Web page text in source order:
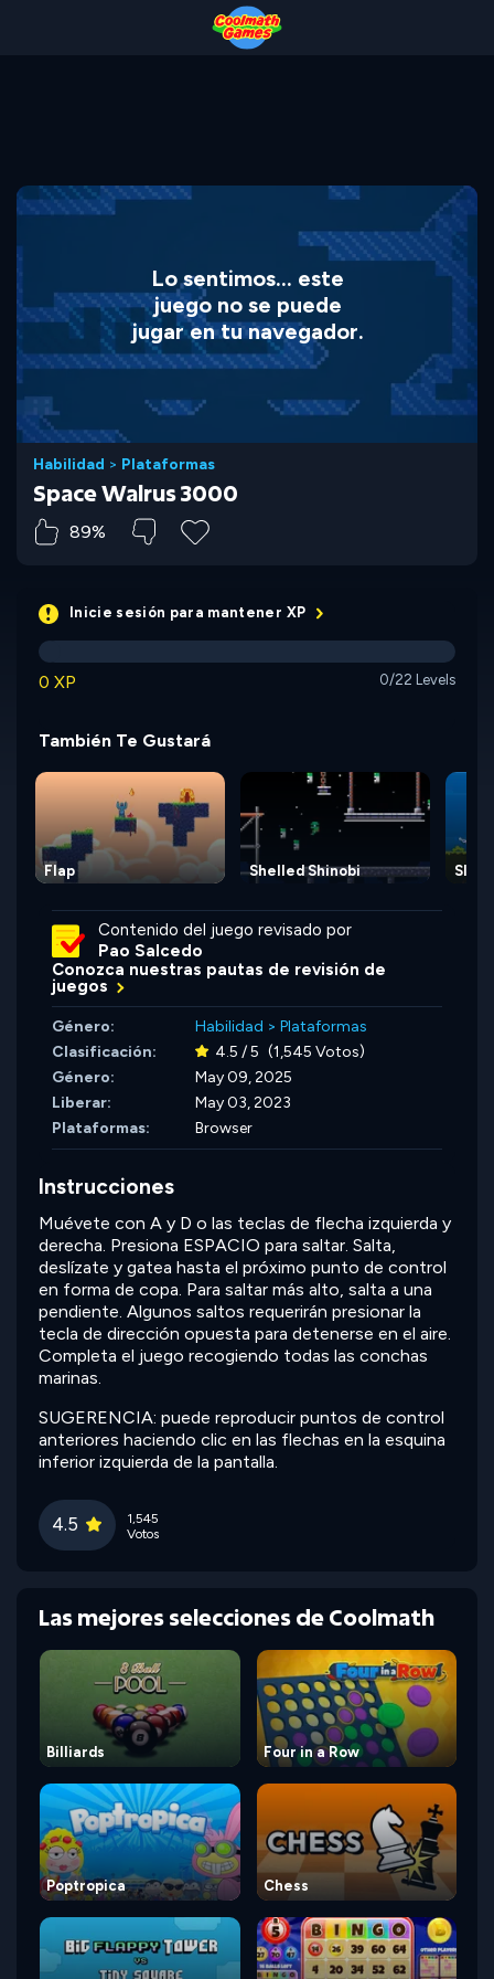
Lo sentimos... este
juego no se puede
jugar en tu navegador.
Habilidad > Plataformas
Space Walrus 3000
89%
Inicie sesión para mantener XP
0 XP 0/22 Levels
También Te Gustará
Flap Shelled Shinobi
Contenido del juego revisado por
Pao Salcedo
Conozca nuestras pautas de revisión de
juegos
Género: Habilidad > Plataformas
Clasificación:
4.5 / 5 (1,545 Votos)
Género:
May 09, 2025
Liberar:
May 03, 2023
Plataformas:
Browser
Instrucciones
Muévete con A y D o las teclas de flecha izquierda y
derecha. Presiona ESPACIO para saltar. Salta,
deslízate y gatea hasta el próximo punto de control
en forma de copa. Para saltar más alto, salta a una
pendiente. Algunos saltos requerirán presionar la
tecla de dirección opuesta para detenerse en el aire.
Completa el juego recogiendo todas las conchas
marinas.
SUGERENCIA: puede reproducir puntos de control
anteriores haciendo clic en las flechas en la esquina
inferior izquierda de la pantalla.
4.5
1,545
Votos
Las mejores selecciones de Coolmath
Billiards Four in a Row
Poptropica Chess